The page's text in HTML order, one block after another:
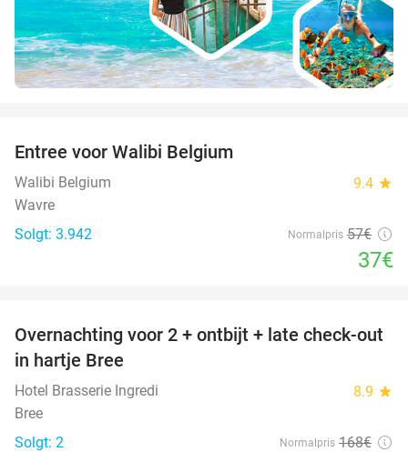
Entree voor Walibi Belgium
Walibi Belgium 9.4 star
Wavre
Solgt: 3.942
Normalpris 57€
37€
41%
DAG
Overnachting voor 2 + ontbijt + late check-out
in hartje Bree
Hotel Brasserie Ingredi 8.9 star
Bree
Solgt: 2
Normalpris 168€